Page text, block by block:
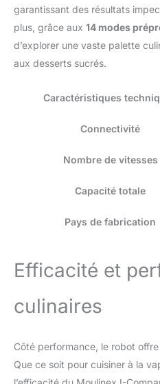
à
et
garantissant des résultats
plus, grâce aux 14 modes
d’explorer une vaste palette
aux desserts sucrés.
Caractéristiques
Connectivité
Nombre de vitesses
Capacité totale
Pays de fabrication
Efficacité et
culinaires
Côté performance, le robot
Que ce soit pour cuisiner à la